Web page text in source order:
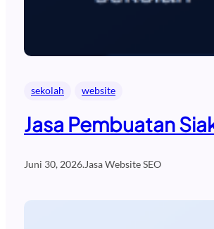
sekolah website
Jasa Pembuatan
Juni 30, 2026.Jasa Website SEO